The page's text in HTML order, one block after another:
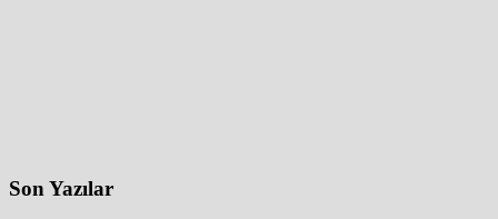
Son Yazılar